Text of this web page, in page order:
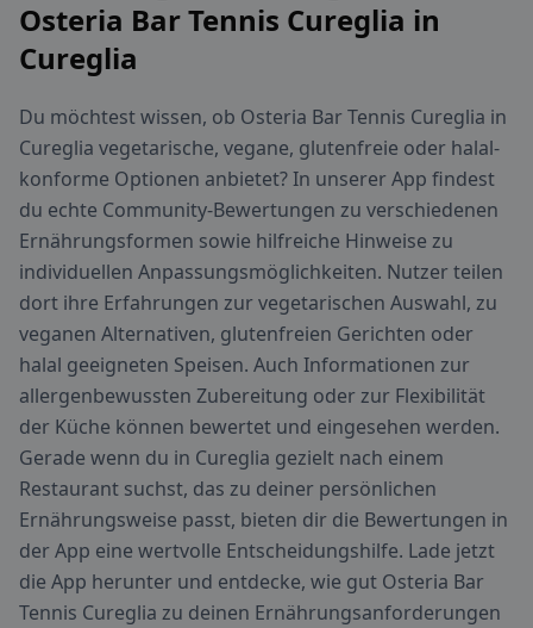
Osteria Bar Tennis Cureglia in
Cureglia
Du möchtest wissen, ob Osteria Bar Tennis Cureglia in
Cureglia vegetarische, vegane, glutenfreie oder halal-
konforme Optionen anbietet? In unserer App findest
du echte Community-Bewertungen zu verschiedenen
Ernährungsformen sowie hilfreiche Hinweise zu
individuellen Anpassungsmöglichkeiten. Nutzer teilen
dort ihre Erfahrungen zur vegetarischen Auswahl, zu
veganen Alternativen, glutenfreien Gerichten oder
halal geeigneten Speisen. Auch Informationen zur
allergenbewussten Zubereitung oder zur Flexibilität
der Küche können bewertet und eingesehen werden.
Gerade wenn du in Cureglia gezielt nach einem
Restaurant suchst, das zu deiner persönlichen
Ernährungsweise passt, bieten dir die Bewertungen in
der App eine wertvolle Entscheidungshilfe. Lade jetzt
die App herunter und entdecke, wie gut Osteria Bar
Tennis Cureglia zu deinen Ernährungsanforderungen